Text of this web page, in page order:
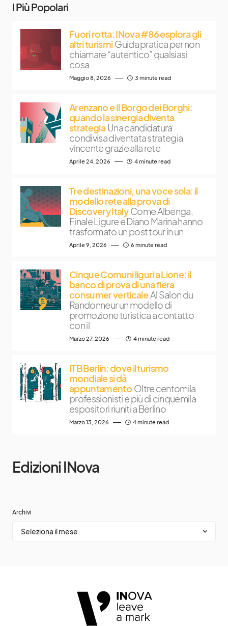
I Più Popolari
Fuori rotta: INova #86 esplora gli
altri turismi Guida pratica per non
chiamare “autentico” qualsiasi
cosa
Maggio 8, 2026 3 minute read
Arenzano e Il Borgo dei Borghi:
quando la sinergia diventa
strategia Una candidatura
condivisa diventata strategia
vincente grazie alla rete
Aprile 24, 2026 4 minute read
Tre destinazioni, una voce sola: il
modello rete alla prova di
Discovery Italy Come Albenga,
Finale Ligure e Diano Marina hanno
trasformato un post tour in un
Aprile 9, 2026 6 minute read
Cinque Comuni liguri a Lione: il
banco di prova di una fiera
consumer verticale Al Salon du
Randonneur un modello di
promozione turistica a contatto
con il
Marzo 27, 2026 4 minute read
ITB Berlin: dove il turismo
mondiale si dà
appuntamento Oltre centomila
professionisti e più di cinquemila
espositori riuniti a Berlino
Marzo 13, 2026 4 minute read
Edizioni INova
Archivi